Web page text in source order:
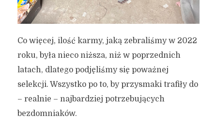
Co więcej, ilość karmy, jaką zebraliśmy w 2022
roku, była nieco niższa, niż w poprzednich
latach, dlatego podjęliśmy się poważnej
selekcji. Wszystko po to, by przysmaki trafiły do
– realnie – najbardziej potrzebujących
bezdomniaków.